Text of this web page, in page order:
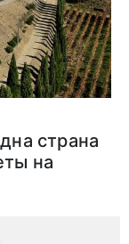
страна
на